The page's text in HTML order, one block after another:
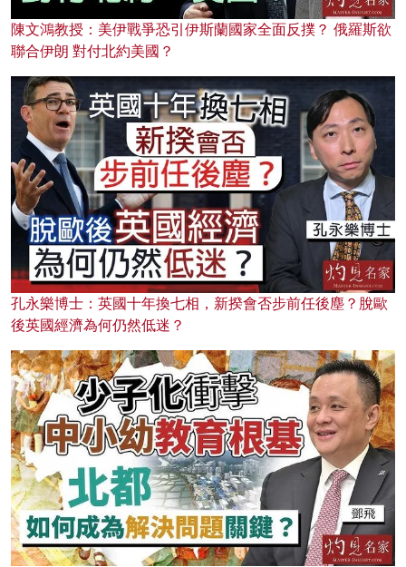
陳文鴻教授：美伊戰爭恐引伊斯蘭國家全面反撲？ 俄羅斯欲
聯合伊朗 對付北約美國？
孔永樂博士：英國十年換七相，新揆會否步前任後塵？脫歐
後英國經濟為何仍然低迷？